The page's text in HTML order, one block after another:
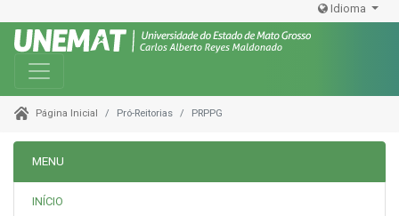
Idioma
Toggle navigation
Página Inicial Pró-Reitorias PRPPG
MENU
INÍCIO